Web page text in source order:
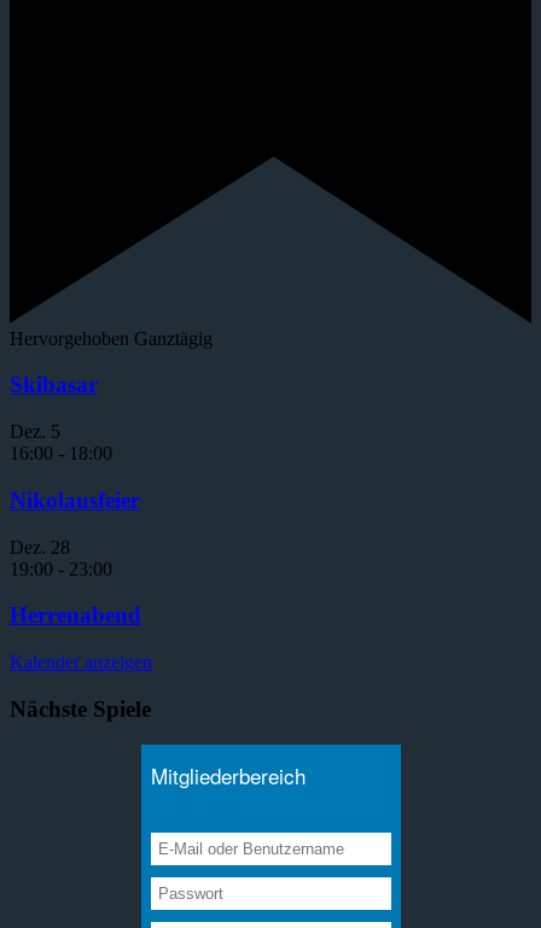
Hervorgehoben Ganztägig
Skibasar
Dez. 5
16:00 - 18:00
Nikolausfeier
Dez. 28
19:00 - 23:00
Herrenabend
Kalender anzeigen
Nächste Spiele